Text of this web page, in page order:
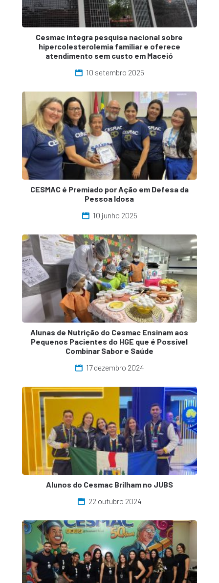
Cesmac integra pesquisa nacional sobre
hipercolesterolemia familiar e oferece
atendimento sem custo em Maceió
10 setembro 2025
CESMAC é Premiado por Ação em Defesa da
Pessoa Idosa
10 junho 2025
Alunas de Nutrição do Cesmac Ensinam aos
Pequenos Pacientes do HGE que é Possível
Combinar Sabor e Saúde
17 dezembro 2024
Alunos do Cesmac Brilham no JUBS
22 outubro 2024